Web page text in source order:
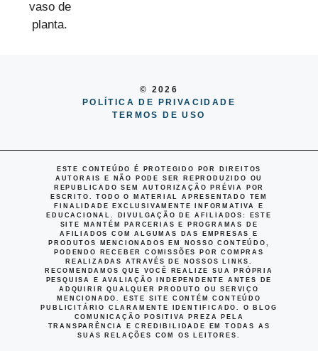
© 2026
POLÍTICA DE PRIVACIDADE
TERMOS DE USO
ESTE CONTEÚDO É PROTEGIDO POR DIREITOS
AUTORAIS E NÃO PODE SER REPRODUZIDO OU
REPUBLICADO SEM AUTORIZAÇÃO PRÉVIA POR
ESCRITO. TODO O MATERIAL APRESENTADO TEM
FINALIDADE EXCLUSIVAMENTE INFORMATIVA E
EDUCACIONAL.
DIVULGAÇÃO DE AFILIADOS : ESTE
SITE MANTÉM PARCERIAS E PROGRAMAS DE
AFILIADOS COM ALGUMAS DAS EMPRESAS E
PRODUTOS MENCIONADOS EM NOSSO CONTEÚDO,
PODENDO RECEBER COMISSÕES POR COMPRAS
REALIZADAS ATRAVÉS DE NOSSOS LINKS.
RECOMENDAMOS QUE VOCÊ REALIZE SUA PRÓPRIA
PESQUISA E AVALIAÇÃO INDEPENDENTE ANTES DE
ADQUIRIR QUALQUER PRODUTO OU SERVIÇO
MENCIONADO. ESTE SITE CONTÉM CONTEÚDO
PUBLICITÁRIO CLARAMENTE IDENTIFICADO. O BLOG
COMUNICAÇÃO POSITIVA PREZA PELA
TRANSPARÊNCIA E CREDIBILIDADE EM TODAS AS
SUAS RELAÇÕES COM OS LEITORES.